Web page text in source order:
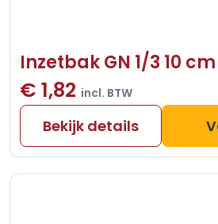
Inzetbak GN 1/3 10 cm
€ 1,82 incl. BTW
Bekijk details